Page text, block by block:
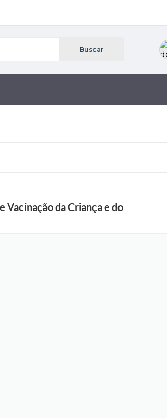
da Criança e do